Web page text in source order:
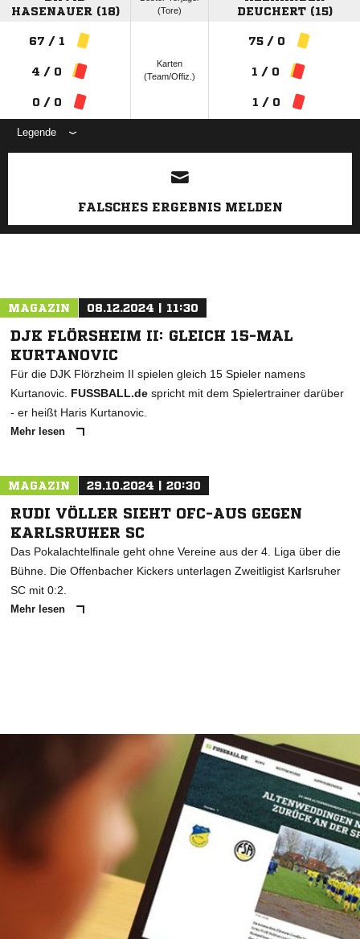
HASENAUER (18)
(Tore)
DEUCHERT (15)
67 / 1
4 / 0
0 / 0
Karten
(Team/Offiz.)
75 / 0
1 / 0
1 / 0
Legende
ANZEIGE
FALSCHES ERGEBNIS MELDEN
MAGAZIN 08.12.2024 | 11:30
DJK FLÖRSHEIM II: GLEICH 15-MAL
KURTANOVIC
Für die DJK Flörzheim II spielen gleich 15 Spieler namens
Kurtanovic. FUSSBALL.de spricht mit dem Spielertrainer darüber
- er heißt Haris Kurtanovic.
Mehr lesen
MAGAZIN 29.10.2024 | 20:30
RUDI VÖLLER SIEHT OFC-AUS GEGEN
KARLSRUHER SC
Das Pokalachtelfinale geht ohne Vereine aus der 4. Liga über die
Bühne. Die Offenbacher Kickers unterlagen Zweitligist Karlsruher
SC mit 0:2.
Mehr lesen